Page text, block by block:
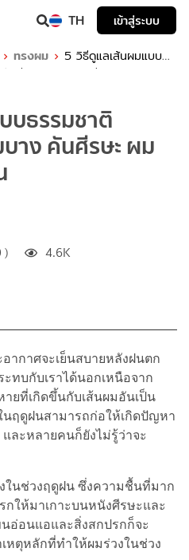
TH
เข้าสู่ระบบ
ทรงผม
5 วิธีดูแลเส้นผมแบบ
ศีรษะ ผมสวยในช่วงหน้าฝน
บธรรมชาติ
าง คันศีรษะ ผม
)
4.6K
กาศจะเย็นสบายหลังฝนตก
ทบกับเราได้นอกเหนือจาก
ยที่เกิดขึ้นกับเส้นผมอันเป็น
นฤดูฝนสามารถก่อให้เกิดปัญหา
ละหลายคนก็ยังไม่รู้ว่าจะ
นช่วงฤดูฝน ซึ่งความชื้นที่มาก
กให้มาเกาะบนหนังศีรษะและ
อ่อนแอและสิ่งสกปรกก็จะ
หตุหลักที่ทำให้ผมร่วงในช่วง